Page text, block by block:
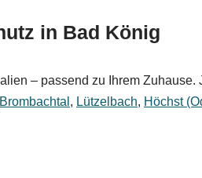
in Bad König
– passend zu Ihrem
Brombachtal , Lützelbach, Höchst